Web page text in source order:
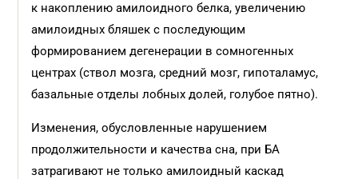
к накоплению амилоидного белка, увеличению
амилоидных бляшек с последующим
формированием дегенерации в сомногенных
центрах (ствол мозга, средний мозг, гипоталамус,
базальные отделы лобных долей, голубое пятно).
Изменения, обусловленные нарушением
продолжительности и качества сна, при БА
затрагивают не только амилоидный каскад